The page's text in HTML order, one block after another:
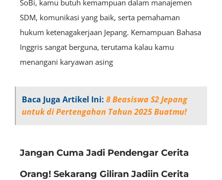
SoBi, kamu butuh kemampuan dalam manajemen
SDM, komunikasi yang baik, serta pemahaman
hukum ketenagakerjaan Jepang. Kemampuan Bahasa
Inggris sangat berguna, terutama kalau kamu
menangani karyawan asing
Baca Juga Artikel Ini: 8 Beasiswa S2 Jepang
untuk di Pertengahan Tahun 2025 Buatmu!
Jangan Cuma Jadi Pendengar Cerita
Orang! Sekarang Giliran Jadiin Cerita